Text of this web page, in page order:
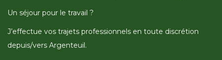
Un séjour pour le travail ?
J’effectue vos trajets professionnels en toute discrétion
depuis/vers Argenteuil.